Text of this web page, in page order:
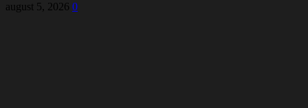
august 5, 2026 0